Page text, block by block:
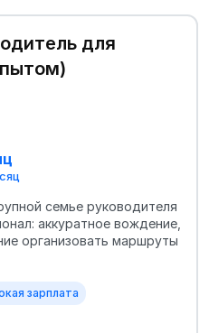
для
семье руководителя
аккуратное вождение,
организовать маршруты
зарплата